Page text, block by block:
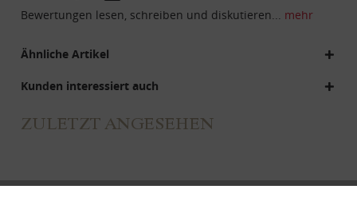
Bewertungen lesen, schreiben und diskutieren... mehr
Ähnliche Artikel
Kunden interessiert auch
ZULETZT ANGESEHEN